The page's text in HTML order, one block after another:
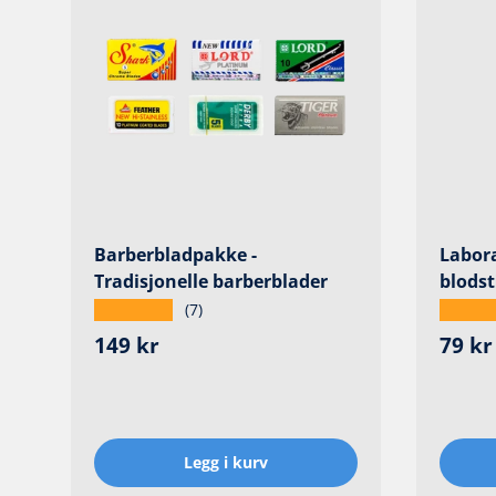
Barberbladpakke -
Tradisjonelle barberblader
(7)
Ordinær pris
149 kr
Legg i kurv
79 kr